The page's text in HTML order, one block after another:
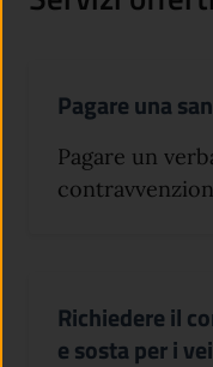
Pagare una
Pagare un
Richiedere il
e sosta per i